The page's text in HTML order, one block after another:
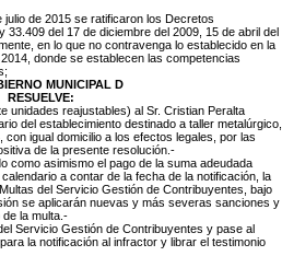
julio de 2015 se ratificaron los Decretos
33.409 del 17 de diciembre del 2009, 15 de abril del
en lo que no contravenga lo establecido en la
donde se establecen las competencias
MUNICIPAL D
RESUELVE:
unidades reajustables) al Sr. Cristian Peralta
del establecimiento destinado a taller metalúrgico,
con igual domicilio a los efectos legales, por las
de la presente resolución.-
como asimismo el pago de la suma adeudada
a contar de la fecha de la notificación, la
del Servicio Gestión de Contribuyentes, bajo
se aplicarán nuevas y más severas sanciones y
la multa.-
Servicio Gestión de Contribuyentes y pase al
la notificación al infractor y librar el testimonio